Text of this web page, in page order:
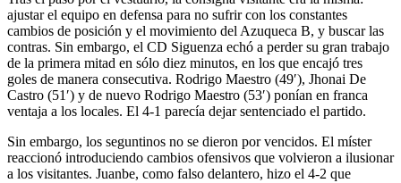
ajustar el equipo en defensa para no sufrir con los constantes
cambios de posición y el movimiento del Azuqueca B, y buscar las
contras. Sin embargo, el CD Siguenza echó a perder su gran trabajo
de la primera mitad en sólo diez minutos, en los que encajó tres
goles de manera consecutiva. Rodrigo Maestro (49′), Jhonai De
Castro (51′) y de nuevo Rodrigo Maestro (53′) ponían en franca
ventaja a los locales. El 4-1 parecía dejar sentenciado el partido.
Sin embargo, los seguntinos no se dieron por vencidos. El míster
reaccionó introduciendo cambios ofensivos que volvieron a ilusionar
a los visitantes. Juanbe, como falso delantero, hizo el 4-2 que